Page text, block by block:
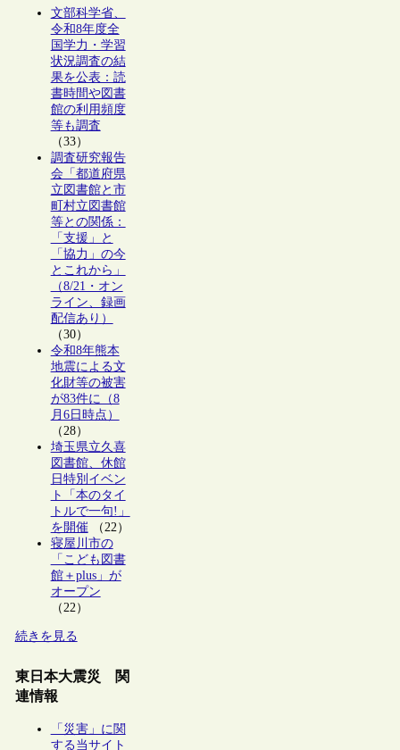
文部科学省、
令和8年度全
国学力・学習
状況調査の結
果を公表：読
書時間や図書
館の利用頻度
等も調査
（33）
調査研究報告
会「都道府県
立図書館と市
町村立図書館
等との関係：
「支援」と
「協力」の今
とこれから」
（8/21・オン
ライン、録画
配信あり）
（30）
令和8年熊本
地震による文
化財等の被害
が83件に（8
月6日時点）
（28）
埼玉県立久喜
図書館、休館
日特別イベン
ト「本のタイ
トルで一句!」
を開催（22）
寝屋川市の
「こども図書
館＋plus」が
オープン
（22）
続きを見る
東日本大震災 関
連情報
「災害」に関
する当サイト